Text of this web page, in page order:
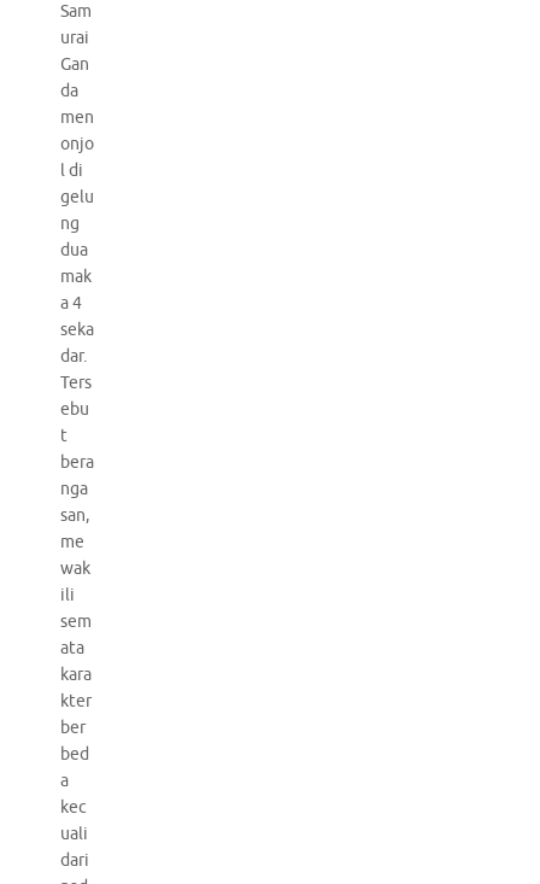
Sam
urai
Gan
da
men
onjo
l di
gelu
ng
dua
mak
a 4
seka
dar.
Ters
ebu
t
bera
nga
san,
me
wak
ili
sem
ata
kara
kter
ber
bed
a
kec
uali
dari